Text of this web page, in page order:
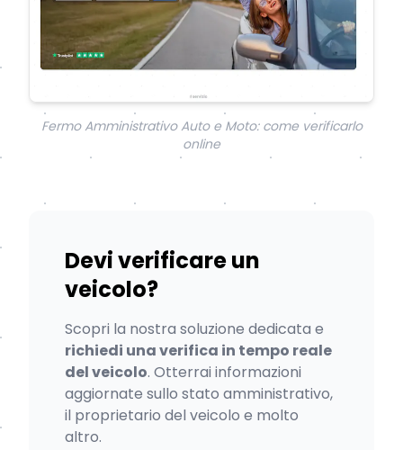
Fermo Amministrativo Auto e Moto: come verificarlo
online
Devi verificare un
veicolo?
Scopri la nostra soluzione dedicata e
richiedi una verifica in tempo reale
del veicolo. Otterrai informazioni
aggiornate sullo stato amministrativo,
il proprietario del veicolo e molto
altro.